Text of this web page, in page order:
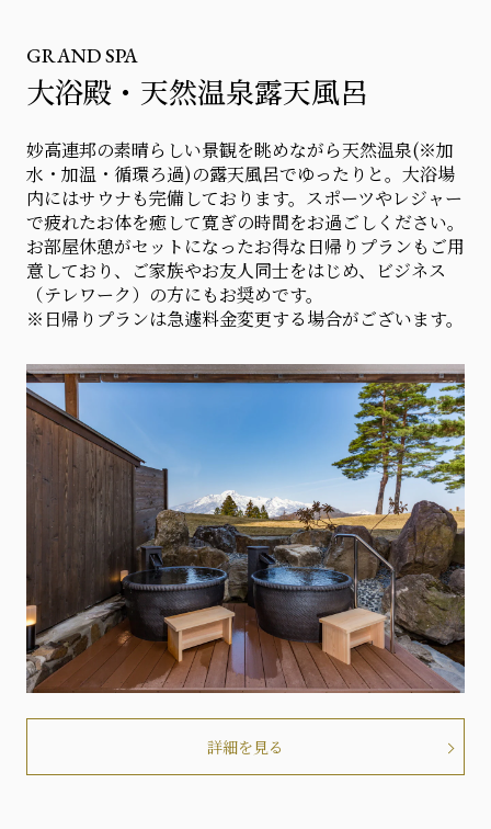
GRAND SPA
大浴殿・天然温泉露天風呂
妙高連邦の素晴らしい景観を眺めながら天然温泉(※加
水・加温・循環ろ過)の露天風呂でゆったりと。大浴場
内にはサウナも完備しております。スポーツやレジャー
で疲れたお体を癒して寛ぎの時間をお過ごしください。
お部屋休憩がセットになったお得な日帰りプランもご用
意しており、ご家族やお友人同士をはじめ、ビジネス
（テレワーク）の方にもお奨めです。
※日帰りプランは急遽料金変更する場合がございます。
詳細を見る